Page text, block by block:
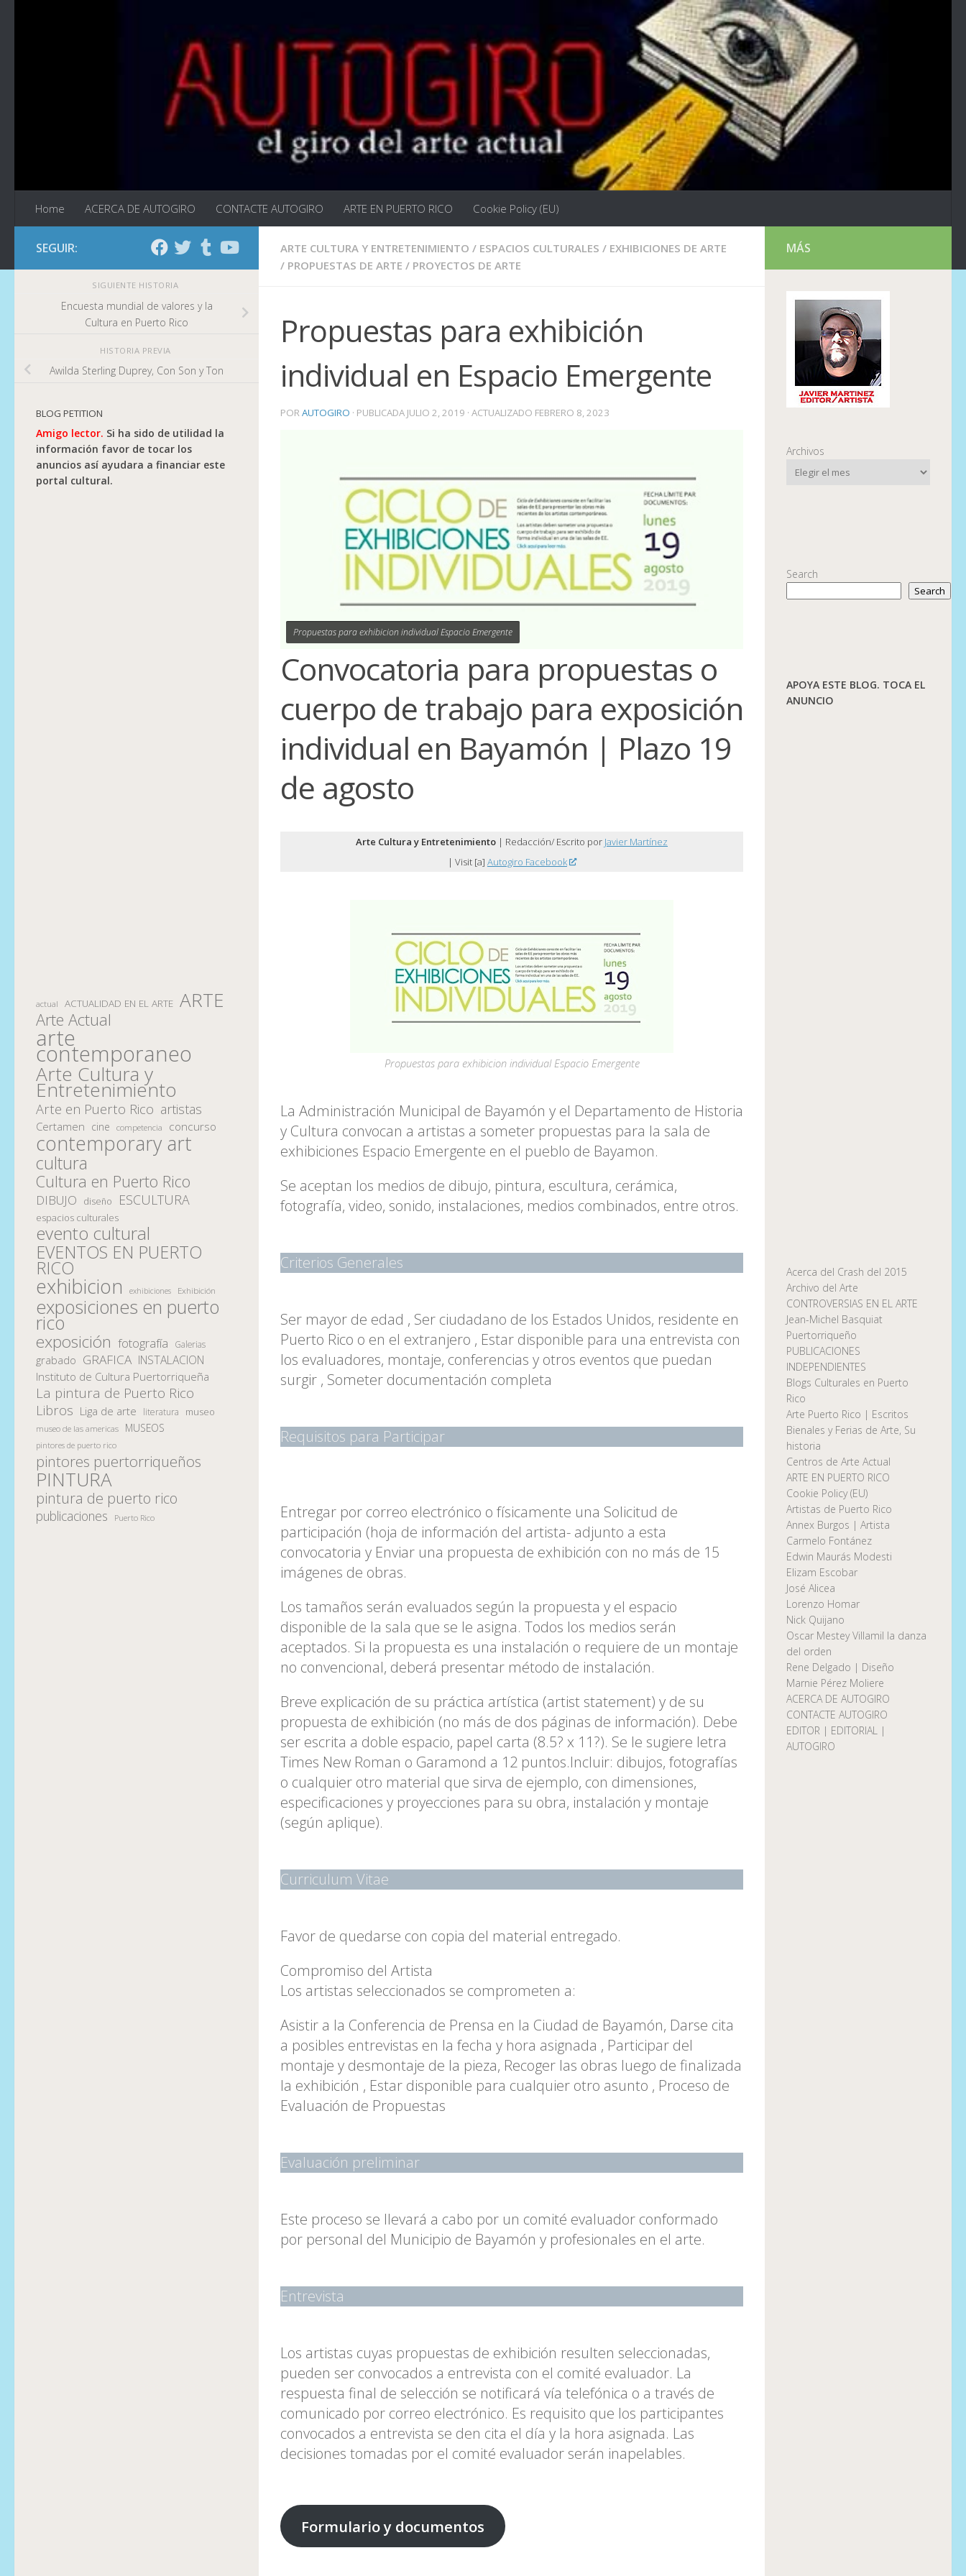
Home ACERCA DE AUTOGIRO CONTACTE AUTOGIRO ARTE EN PUERTO RICO Cookie Policy (EU)
ARTE CULTURA Y ENTRETENIMIENTO / ESPACIOS CULTURALES / EXHIBICIONES DE ARTE
/ PROPUESTAS DE ARTE / PROYECTOS DE ARTE
Propuestas para exhibición
individual en Espacio Emergente
PORAUTOGIRO · PUBLICADA JULIO 2, 2019 · ACTUALIZADO FEBRERO 8, 2023
Propuestas para exhibicion individual Espacio Emergente
Convocatoria para propuestas o
cuerpo de trabajo para exposición
individual en Bayamón | Plazo 19
de agosto
Arte Cultura y Entretenimiento | Redacción/ Escrito por Javier Martínez
| Visit [a] Autogiro Facebook
Propuestas para exhibicion individual Espacio Emergente
La Administración Municipal de Bayamón y el Departamento de Historia
y Cultura convocan a artistas a someter propuestas para la sala de
exhibiciones Espacio Emergente en el pueblo de Bayamon.
Se aceptan los medios de dibujo, pintura, escultura, cerámica,
fotografía, video, sonido, instalaciones, medios combinados, entre otros.
Criterios Generales
Ser mayor de edad , Ser ciudadano de los Estados Unidos, residente en
Puerto Rico o en el extranjero , Estar disponible para una entrevista con
los evaluadores, montaje, conferencias y otros eventos que puedan
surgir , Someter documentación completa
Requisitos para Participar
Entregar por correo electrónico o físicamente una Solicitud de
participación (hoja de información del artista- adjunto a esta
convocatoria y Enviar una propuesta de exhibición con no más de 15
imágenes de obras.
Los tamaños serán evaluados según la propuesta y el espacio
disponible de la sala que se le asigna. Todos los medios serán
aceptados. Si la propuesta es una instalación o requiere de un montaje
no convencional, deberá presentar método de instalación.
Breve explicación de su práctica artística (artist statement) y de su
propuesta de exhibición (no más de dos páginas de información). Debe
ser escrita a doble espacio, papel carta (8.5? x 11?). Se le sugiere letra
Times New Roman o Garamond a 12 puntos.Incluir: dibujos, fotografías
o cualquier otro material que sirva de ejemplo, con dimensiones,
especificaciones y proyecciones para su obra, instalación y montaje
(según aplique).
Curriculum Vitae
Favor de quedarse con copia del material entregado.
Compromiso del Artista
Los artistas seleccionados se comprometen a:
Asistir a la Conferencia de Prensa en la Ciudad de Bayamón, Darse cita
a posibles entrevistas en la fecha y hora asignada , Participar del
montaje y desmontaje de la pieza, Recoger las obras luego de finalizada
la exhibición , Estar disponible para cualquier otro asunto , Proceso de
Evaluación de Propuestas
Evaluación preliminar
Este proceso se llevará a cabo por un comité evaluador conformado
por personal del Municipio de Bayamón y profesionales en el arte.
Entrevista
Los artistas cuyas propuestas de exhibición resulten seleccionadas,
pueden ser convocados a entrevista con el comité evaluador. La
respuesta final de selección se notificará vía telefónica o a través de
comunicado por correo electrónico. Es requisito que los participantes
convocados a entrevista se den cita el día y la hora asignada. Las
decisiones tomadas por el comité evaluador serán inapelables.
Formulario y documentos
SEGUIR:
SIGUIENTE HISTORIA
Encuesta mundial de valores y la
Cultura en Puerto Rico
HISTORIA PREVIA
Awilda Sterling Duprey, Con Son y Ton
BLOG PETITION
Amigo lector. Si ha sido de utilidad la
información favor de tocar los
anuncios así ayudara a financiar este
portal cultural.
actual ACTUALIDAD EN EL ARTE ARTE
Arte Actual
arte
contemporaneo
Arte Cultura y
Entretenimiento
Arte en Puerto Rico artistas
Certamen cine competencia concurso
contemporary art
cultura
Cultura en Puerto Rico
DIBUJO diseño ESCULTURA
espacios culturales
evento cultural
EVENTOS EN PUERTO
RICO
exhibicion exhibiciones Exhibición
exposiciones en puerto
rico
exposición fotografía Galerias
grabado GRAFICA INSTALACION
Instituto de Cultura Puertorriqueña
La pintura de Puerto Rico
Libros Liga de arte literatura museo
museo de las americas MUSEOS
pintores de puerto rico
pintores puertorriqueños
PINTURA
pintura de puerto rico
publicaciones Puerto Rico
MÁS
Archivos
Search
Search
APOYA ESTE BLOG. TOCA EL
ANUNCIO
Acerca del Crash del 2015
Archivo del Arte
CONTROVERSIAS EN EL ARTE
Jean-Michel Basquiat
Puertorriqueño
PUBLICACIONES
INDEPENDIENTES
Blogs Culturales en Puerto
Rico
Arte Puerto Rico | Escritos
Bienales y Ferias de Arte, Su
historia
Centros de Arte Actual
ARTE EN PUERTO RICO
Cookie Policy (EU)
Artistas de Puerto Rico
Annex Burgos | Artista
Carmelo Fontánez
Edwin Maurás Modesti
Elizam Escobar
José Alicea
Lorenzo Homar
Nick Quijano
Oscar Mestey Villamil la danza
del orden
Rene Delgado | Diseño
Marnie Pérez Moliere
ACERCA DE AUTOGIRO
CONTACTE AUTOGIRO
EDITOR | EDITORIAL |
AUTOGIRO